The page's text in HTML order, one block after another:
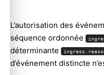
L’autorisation des
séquence ordonnée
déterminante
d’événement distincte